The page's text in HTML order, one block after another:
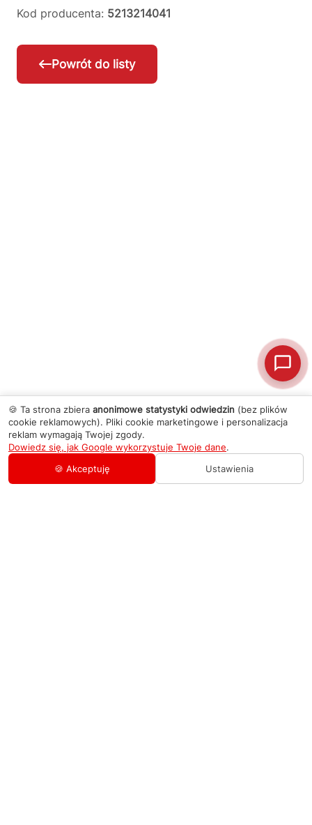
Kod producenta: 5213214041
Powrót do listy
🍪 Ta strona zbiera anonimowe statystyki odwiedzin (bez plików
cookie reklamowych). Pliki cookie marketingowe i personalizacja
reklam wymagają Twojej zgody.
Dowiedz się, jak Google wykorzystuje Twoje dane.
🍪 Akceptuję
Ustawienia